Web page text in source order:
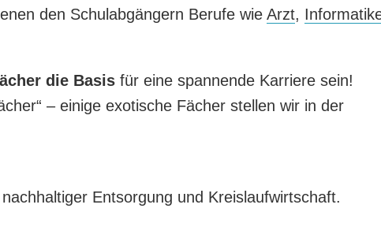
den Schulabgängern Berufe wie Arzt,
die Basisfür eine spannende Karriere sein!
– einige exotische Fächer stellen wir in der
Entsorgung und Kreislaufwirtschaft.